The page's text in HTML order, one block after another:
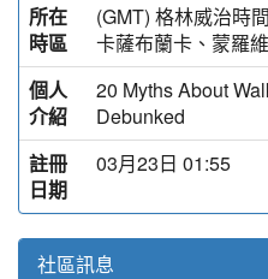
所在
時區
(GMT) 格林威治時
卡薩布蘭卡、蒙羅
個人
介紹
20 Myths About
Debunked
註冊
日期
03月23日 01:55
社區訊息